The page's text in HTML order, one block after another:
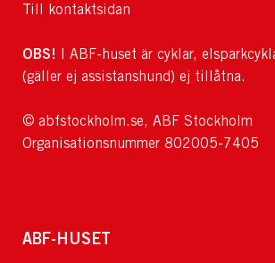
Till kontaktsidan
OBS! I ABF-huset är cyklar,
(gäller ej assistanshund) ej tillåtna.
© abfstockholm.se, ABF Stockholm
Organisationsnummer 802005-7405
ABF-HUSET